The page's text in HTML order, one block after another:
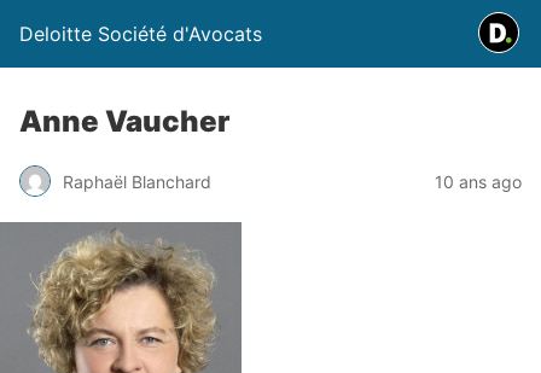
Deloitte Société d'Avocats
Anne Vaucher
Raphaël Blanchard 10 ans ago